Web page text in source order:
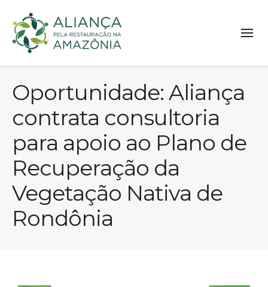
Oportunidade: Aliança
contrata consultoria
para apoio ao Plano de
Recuperação da
Vegetação Nativa de
Rondônia